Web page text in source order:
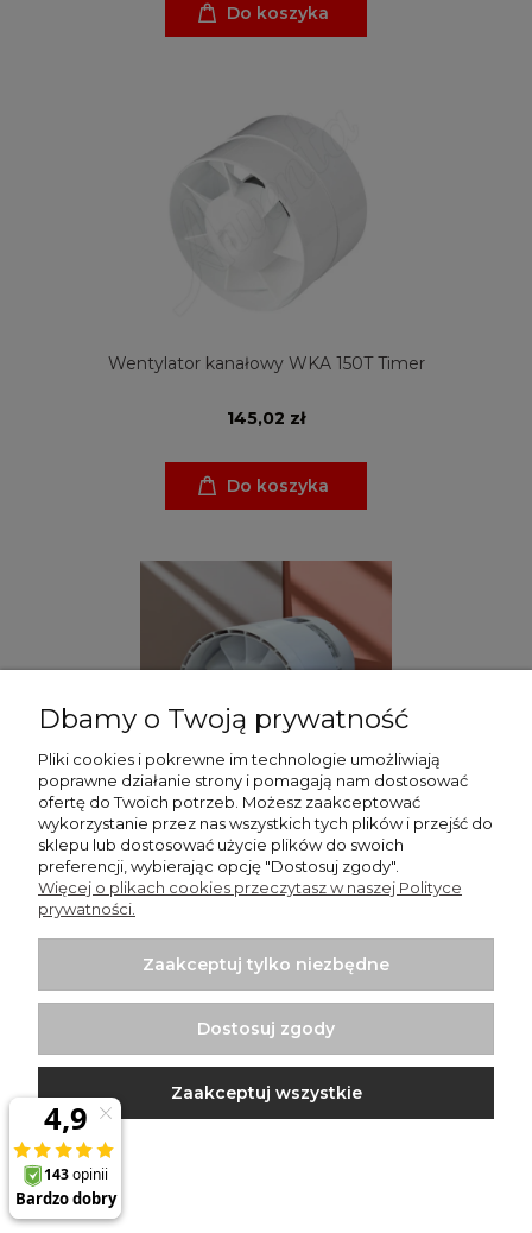
Do koszyka
Wentylator kanałowy WKA 150T Timer
145,02 zł
Do koszyka
Wentylator kanałowy WKW 100 Awenta
105,17 zł
Do koszyka
Dbamy o Twoją prywatność
Pliki cookies i pokrewne im technologie umożliwiają
poprawne działanie strony i pomagają nam dostosować
ofertę do Twoich potrzeb. Możesz zaakceptować
wykorzystanie przez nas wszystkich tych plików i przejść do
sklepu lub dostosować użycie plików do swoich
preferencji, wybierając opcję "Dostosuj zgody".
Więcej o plikach cookies przeczytasz w naszej Polityce
prywatności.
Zaakceptuj tylko niezbędne
Dostosuj zgody
Zaakceptuj wszystkie